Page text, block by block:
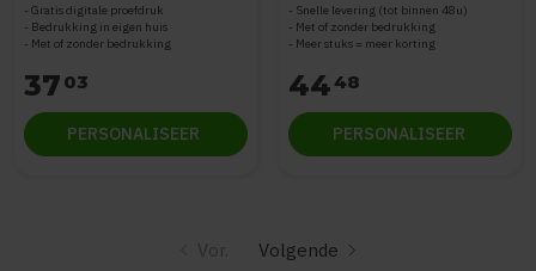
Gratis digitale proefdruk
Bedrukking in eigen huis
Met of zonder bedrukking
37 03
PERSONALISEER
Snelle levering (tot binnen 48u)
Met of zonder bedrukking
Meer stuks = meer korting
4448
PERSONALISEER
Vor. Volgende